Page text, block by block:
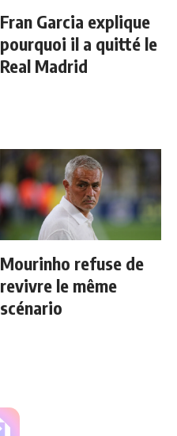
Fran Garcia explique
pourquoi il a quitté le
Real Madrid
Mourinho refuse de
revivre le même
scénario